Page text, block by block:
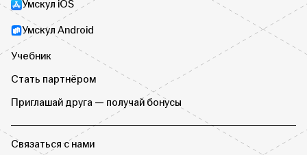
Умскул iOS
Умскул Android
Учебник
Стать партнёром
Приглашай друга — получай бонусы
Связаться с нами